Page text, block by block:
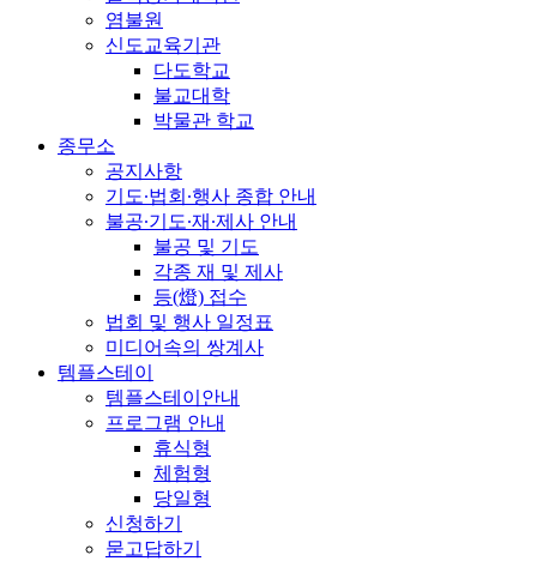
염불원
신도교육기관
다도학교
불교대학
박물관 학교
종무소
공지사항
기도∙법회∙행사 종합 안내
불공∙기도∙재∙제사 안내
불공 및 기도
각종 재 및 제사
등(燈) 접수
법회 및 행사 일정표
미디어속의 쌍계사
템플스테이
템플스테이안내
프로그램 안내
휴식형
체험형
당일형
신청하기
묻고답하기